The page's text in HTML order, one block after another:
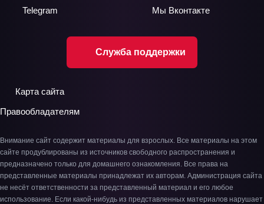
Служба поддержки
Telegram Мы Вконтакте
Карта сайта
Правообладателям
Внимание сайт содержит материалы для взрослых. Все материалы на этом
сайте продублированы из источников свободного распространения и
предназначено только для домашнего ознакомления. Все права на
представленные материалы принадлежат их авторам. Администрация сайта
не несёт ответственности за представленный материал и его любое
использование. Если какой-нибудь из представленных материалов нарушает